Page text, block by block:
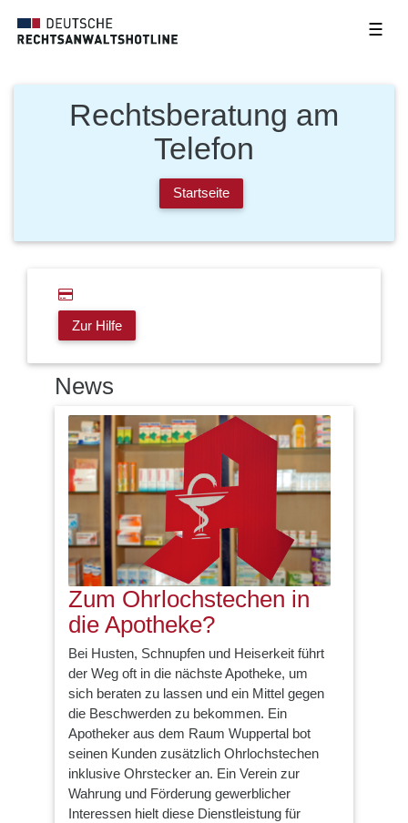
☰
Rechtsberatung am
Telefon
Startseite
Zur Hilfe
News
Zum Ohrlochstechen in
die Apotheke?
Bei Husten, Schnupfen und Heiserkeit führt
der Weg oft in die nächste Apotheke, um
sich beraten zu lassen und ein Mittel gegen
die Beschwerden zu bekommen. Ein
Apotheker aus dem Raum Wuppertal bot
seinen Kunden zusätzlich Ohrlochstechen
inklusive Ohrstecker an. Ein Verein zur
Wahrung und Förderung gewerblicher
Interessen hielt diese Dienstleistung für